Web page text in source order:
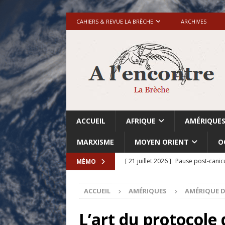
CAHIERS & REVUE LA BRÈCHE ARCHIVES
ACCUEIL AFRIQUE AMÉRIQUES
MARXISME MOYEN ORIENT
MÉMO [ 21 juillet 2026 ] Pause post-
[ 18 juillet 2026 ]
Israël-Palestine.
avant les élections du 27 octobre»
ACCUEIL AMÉRIQUES AMÉRIQUE
L’art du protocole